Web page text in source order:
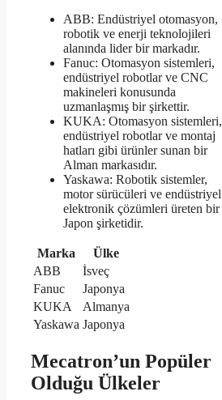
ABB: Endüstriyel otomasyon,
robotik ve enerji teknolojileri
alanında lider bir markadır.
Fanuc: Otomasyon sistemleri,
endüstriyel robotlar ve CNC
makineleri konusunda
uzmanlaşmış bir şirkettir.
KUKA: Otomasyon sistemleri,
endüstriyel robotlar ve montaj
hatları gibi ürünler sunan bir
Alman markasıdır.
Yaskawa: Robotik sistemler,
motor sürücüleri ve endüstriyel
elektronik çözümleri üreten bir
Japon şirketidir.
Marka
Ülke
ABB
İsveç
Fanuc
Japonya
KUKA
Almanya
Yaskawa Japonya
Mecatron’un Popüler
Olduğu Ülkeler